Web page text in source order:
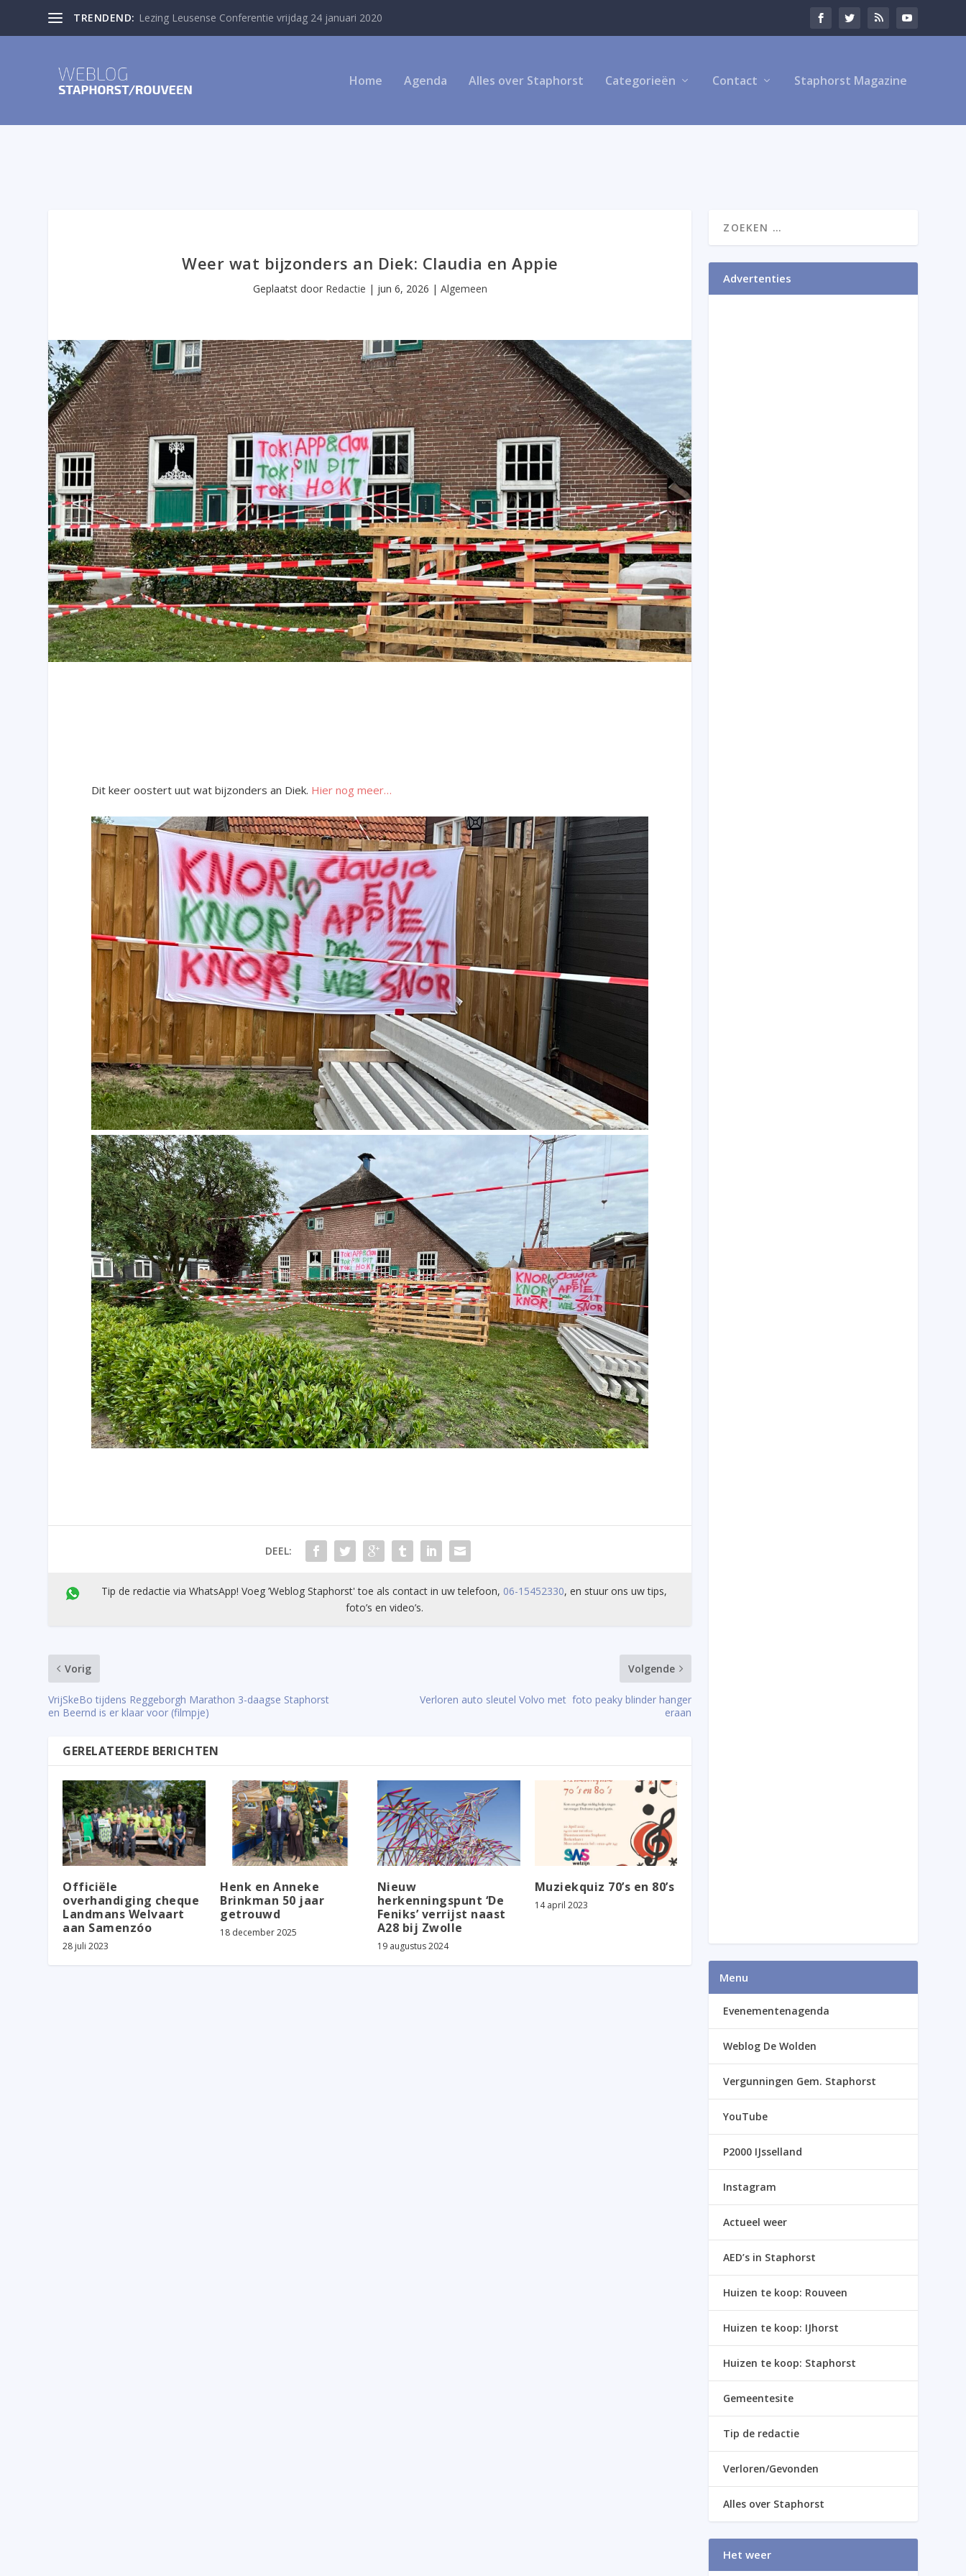
TRENDEND: Lezing Leusense Conferentie vrijdag 24 januari 2020
Home Agenda Alles over Staphorst Categorieën Contact Staphorst Magazine
Weer wat bijzonders an Diek: Claudia en Appie
Geplaatst door Redactie | jun 6, 2026 | Algemeen
Dit keer oostert uut wat bijzonders an Diek. Hier nog meer…
DEEL:
Tip de redactie via WhatsApp! Voeg ’Weblog Staphorst' toe als contact in uw telefoon, 06-15452330, en stuur ons uw tips,
foto’s en video’s.
Vorig
VrijSkeBo tijdens Reggeborgh Marathon 3-daagse Staphorst
en Beernd is er klaar voor (filmpje)
Volgende
Verloren auto sleutel Volvo met foto peaky blinder hanger
eraan
GERELATEERDE BERICHTEN
Officiële
overhandiging cheque
Landmans Welvaart
aan Samenzóo
28 juli 2023
Henk en Anneke
Brinkman 50 jaar
getrouwd
18 december 2025
Nieuw
herkenningspunt ‘De
Feniks’ verrijst naast
A28 bij Zwolle
19 augustus 2024
Muziekquiz 70’s en 80’s
14 april 2023
Advertenties
Menu
Evenementenagenda
Weblog De Wolden
Vergunningen Gem. Staphorst
YouTube
P2000 IJsselland
Instagram
Actueel weer
AED’s in Staphorst
Huizen te koop: Rouveen
Huizen te koop: IJhorst
Huizen te koop: Staphorst
Gemeentesite
Tip de redactie
Verloren/Gevonden
Alles over Staphorst
Het weer